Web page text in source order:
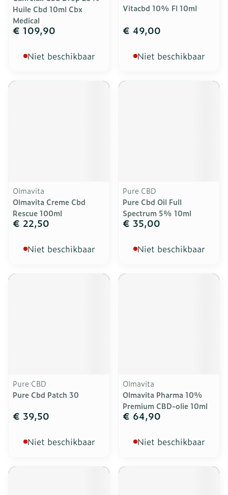
Huile Cbd 10ml Cbx
Medical
€ 109,90
Niet beschikbaar
Vitacbd 10% Fl 10ml
€ 49,00
Niet beschikbaar
Olmavita
Olmavita Creme Cbd
Rescue 100ml
€ 22,50
Niet beschikbaar
Pure CBD
Pure Cbd Oil Full
Spectrum 5% 10ml
€ 35,00
Niet beschikbaar
Pure CBD
Pure Cbd Patch 30
€ 39,50
Niet beschikbaar
Olmavita
Olmavita Pharma 10%
Premium CBD-olie 10ml
€ 64,90
Niet beschikbaar